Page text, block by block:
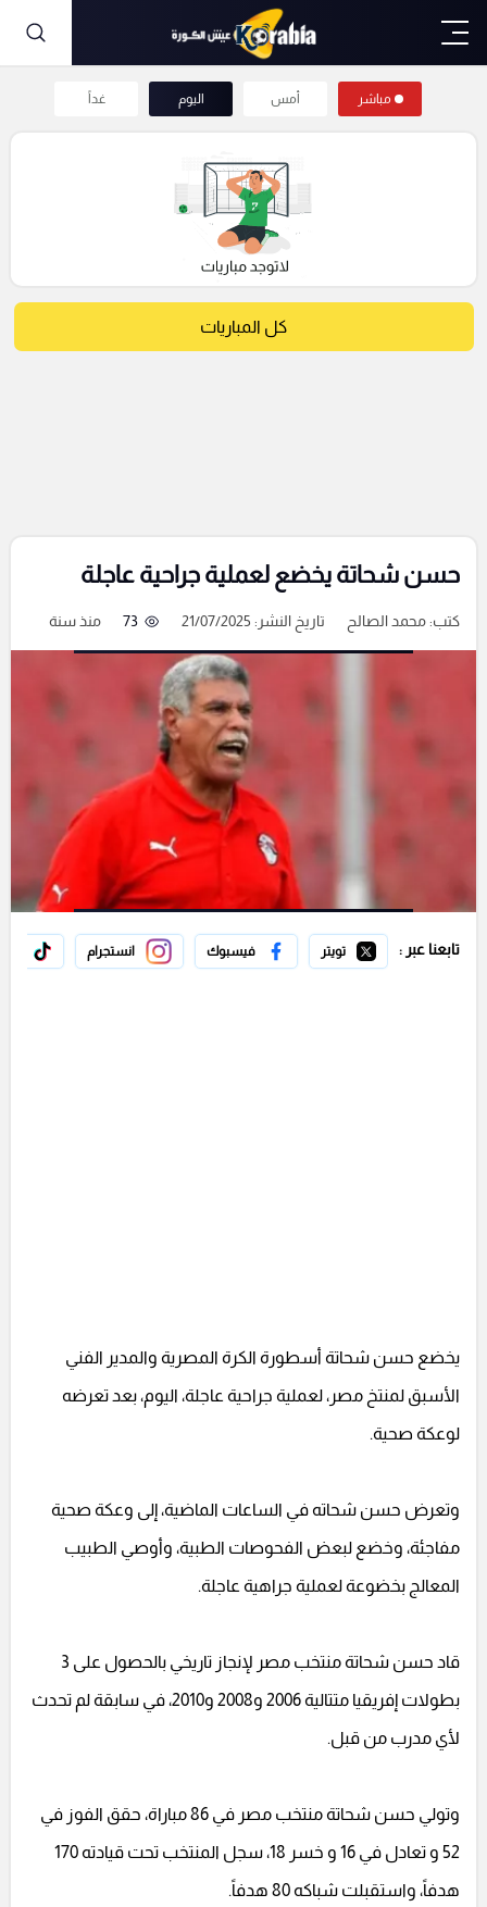
مباشر أمس اليوم غداً
كل المباريات
حسن شحاتة يخضع لعملية جراحية عاجلة
كتب:محمد الصالح تاريخ النشر: 21/07/2025 73 منذ سنة
تابعنا عبر : تويتر فيسبوك انستجرام
يخضع حسن شحاتة أسطورة الكرة المصرية والمدير الفني
الأسبق لمنتخ مصر، لعملية جراحية عاجلة، اليوم، بعد تعرضه
لوعكة صحية.
وتعرض حسن شحاته في الساعات الماضية، إلى وعكة صحية
مفاجئة، وخضع لبعض الفحوصات الطبية، وأوصي الطبيب
المعالج بخضوعة لعملية جراهية عاجلة.
قاد حسن شحاتة منتخب مصر لإنجاز تاريخي بالحصول على 3
بطولات إفريقيا متتالية 2006 و2008 و2010، في سابقة لم تحدث
لأي مدرب من قبل.
وتولي حسن شحاتة منتخب مصر في 86 مباراة، حقق الفوز في
52 و تعادل في 16 و خسر 18، سجل المنتخب تحت قيادته 170
هدفاً، واستقبلت شباكه 80 هدفاً.